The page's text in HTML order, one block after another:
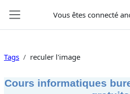
Vous êtes connecté
Tags reculer l'image
Cours informatiques